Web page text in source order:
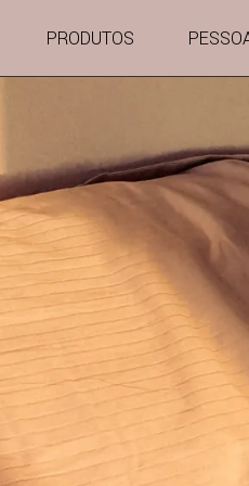
PRODUTOS